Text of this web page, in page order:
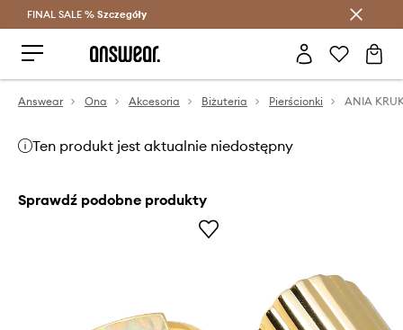
Oszczędzaj z Answear Club >
FINAL SALE % Szczegóły
Answear Ona Akcesoria Biżuteria Pierścionki
Ten produkt jest aktualnie niedostępny
Sprawdź podobne produkty